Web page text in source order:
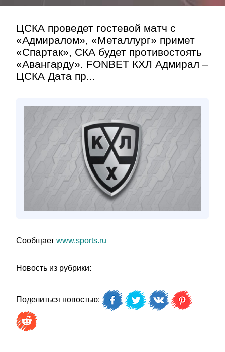
ЦСКА проведет гостевой матч с
«Адмиралом», «Металлург» примет
«Спартак», СКА будет противостоять
«Авангарду». FONBET КХЛ Адмирал –
ЦСКА Дата пр...
Сообщает www.sports.ru
Новость из рубрики:
Поделиться новостью: